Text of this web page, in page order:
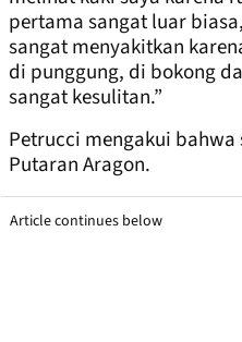
pertama sangat luar
sangat menyakitkan
di punggung, di bokong
sangat kesulitan.”
Petrucci mengakui
Putaran Aragon.
Article continues below